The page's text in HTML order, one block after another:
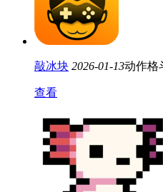
敲冰块 2026-01-13动作格
查看